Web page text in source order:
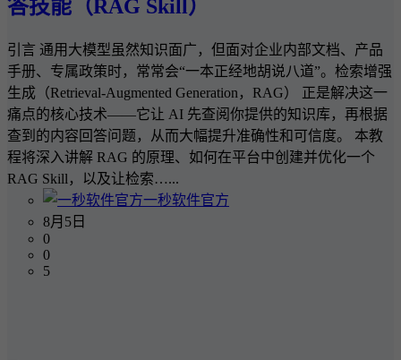
答技能（RAG Skill）
引言 通用大模型虽然知识面广，但面对企业内部文档、产品
手册、专属政策时，常常会“一本正经地胡说八道”。检索增强
生成（Retrieval-Augmented Generation，RAG） 正是解决这一
痛点的核心技术——它让 AI 先查阅你提供的知识库，再根据
查到的内容回答问题，从而大幅提升准确性和可信度。 本教
程将深入讲解 RAG 的原理、如何在平台中创建并优化一个
RAG Skill，以及让检索…...
一秒软件官方
8月5日
0
0
5